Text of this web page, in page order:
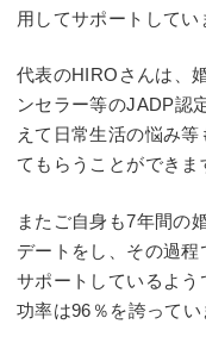
用してサポートしてい
代表のHIROさんは、
ンセラー等のJADP認
えて日常生活の悩み
てもらうことができま
またご自身も7年間の
デートをし、その過
サポートしているよ
功率は96％を誇ってい